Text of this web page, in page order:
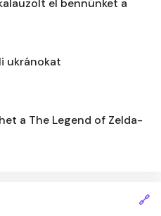
el bennünket a
ukránokat
a The Legend of Zelda-
🔗